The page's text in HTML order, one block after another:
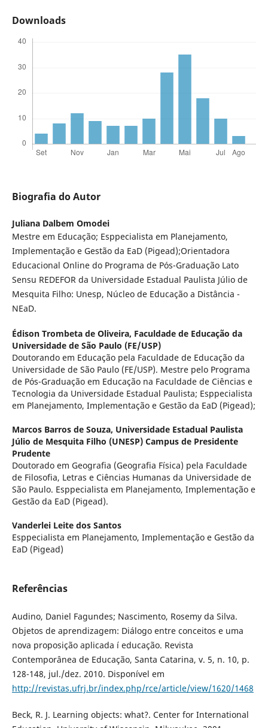
Downloads
Biografia do Autor
Juliana Dalbem Omodei
Mestre em Educação; Esppecialista em Planejamento,
Implementação e Gestão da EaD (Pigead);Orientadora
Educacional Online do Programa de Pós-Graduação Lato
Sensu REDEFOR da Universidade Estadual Paulista Júlio de
Mesquita Filho: Unesp, Núcleo de Educação a Distância -
NEaD.
Édison Trombeta de Oliveira, Faculdade de Educação da
Universidade de São Paulo (FE/USP)
Doutorando em Educação pela Faculdade de Educação da
Universidade de São Paulo (FE/USP). Mestre pelo Programa
de Pós-Graduação em Educação na Faculdade de Ciências e
Tecnologia da Universidade Estadual Paulista; Esppecialista
em Planejamento, Implementação e Gestão da EaD (Pigead);
Marcos Barros de Souza, Universidade Estadual Paulista
Júlio de Mesquita Filho (UNESP) Campus de Presidente
Prudente
Doutorado em Geografia (Geografia Fí­sica) pela Faculdade
de Filosofia, Letras e Ciências Humanas da Universidade de
São Paulo. Esppecialista em Planejamento, Implementação e
Gestão da EaD (Pigead).
Vanderlei Leite dos Santos
Esppecialista em Planejamento, Implementação e Gestão da
EaD (Pigead)
Referências
Audino, Daniel Fagundes; Nascimento, Rosemy da Silva.
Objetos de aprendizagem: Diálogo entre conceitos e uma
nova proposição aplicada í educação. Revista
Contemporânea de Educação, Santa Catarina, v. 5, n. 10, p.
128-148, jul./dez. 2010. Disponí­vel em
http://revistas.ufrj.br/index.php/rce/article/view/1620/1468
Beck, R. J. Learning objects: what?. Center for International